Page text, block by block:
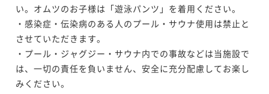
い。オムツのお子様は「遊泳パンツ」を着用ください。
・感染症・伝染病のある人のプール・サウナ使用は禁止と
させていただきます。
・プール・ジャグジー・サウナ内での事故などは当施設で
は、一切の責任を負いません、安全に充分配慮してお楽し
みください。